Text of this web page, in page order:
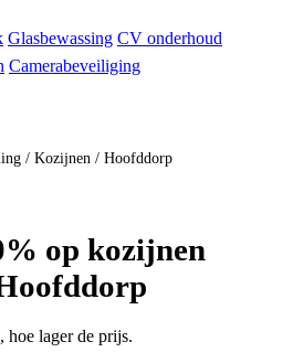
Glasbewassing CV onderhoud
Camerabeveiliging
/ Kozijnen / Hoofddorp
op kozijnen
hoe lager de prijs.